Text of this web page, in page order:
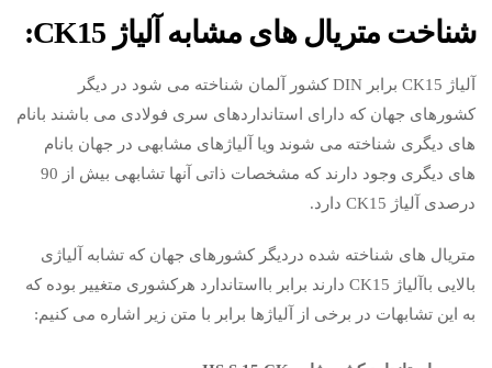
شناخت متریال های مشابه آلیاژ CK15:
آلیاژ CK15 برابر DIN کشور آلمان شناخته می شود در دیگر
کشورهای جهان که دارای استانداردهای سری فولادی می باشند بانام
های دیگری شناخته می شوند ویا آلیاژهای مشابهی در جهان بانام
های دیگری وجود دارند که مشخصات ذاتی آنها تشابهی بیش از 90
درصدی آلیاژ CK15 دارد.
متریال های شناخته شده دردیگر کشورهای جهان که تشابه آلیاژی
بالایی باآلیاژ CK15 دارند برابر بااستاندارد هرکشوری متغییر بوده که
به این تشابهات در برخی از آلیاژها برابر با متن زیر اشاره می کنیم: